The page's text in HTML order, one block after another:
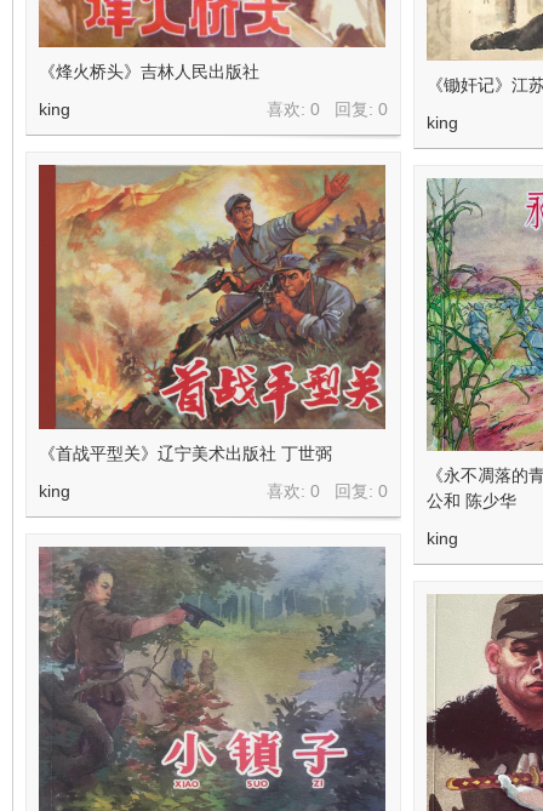
《烽火桥头》吉林人民出版社
喜欢: 0 回复: 0
king
《锄奸记》江
king
《首战平型关》辽宁美术出版社 丁世弼
喜欢: 0 回复: 0
king
《永不凋落的
公和 陈少华
king